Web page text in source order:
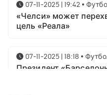
07-11-2025 | 19:42 •
«Челси» может
цель «Реала»
07-11-2025 | 18:18 •
Президент